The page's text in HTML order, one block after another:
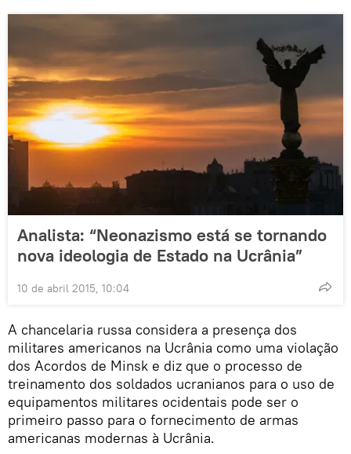
Analista: “Neonazismo está se tornando
nova ideologia de Estado na Ucrânia”
10 de abril 2015, 10:04
A chancelaria russa considera a presença dos
militares americanos na Ucrânia como uma violação
dos Acordos de Minsk e diz que o processo de
treinamento dos soldados ucranianos para o uso de
equipamentos militares ocidentais pode ser o
primeiro passo para o fornecimento de armas
americanas modernas à Ucrânia.